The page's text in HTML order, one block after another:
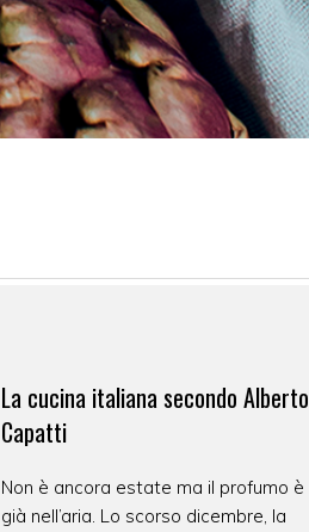
La cucina italiana secondo Alberto
Capatti
Non è ancora estate ma il profumo è
già nell’aria. Lo scorso dicembre, la